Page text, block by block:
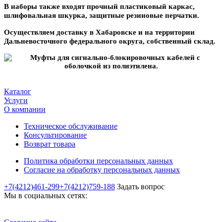
В наборы также входят прочный пластиковый каркас,
шлифовальная шкурка, защитные резиновые перчатки.
Осуществляем доставку в Хабаровске и на территории
Дальневосточного федерального округа, собственный склад.
Каталог
Услуги
О компании
Техническое обслуживание
Консультирование
Возврат товара
Политика обработки персональных данных
Согласие на обработку персональных данных
+7(4212)461-299+7(4212)759-188 Задать вопрос
Мы в социальных сетях: